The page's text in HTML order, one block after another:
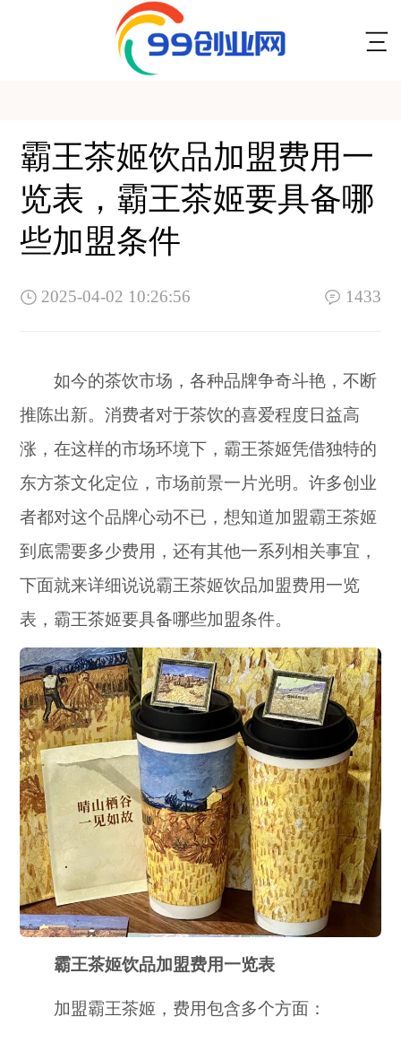
霸王茶姬饮品加盟费用一
览表，霸王茶姬要具备哪
些加盟条件
2025-04-02 10:26:56 1433
如今的茶饮市场，各种品牌争奇斗艳，不断
推陈出新。消费者对于茶饮的喜爱程度日益高
涨，在这样的市场环境下，霸王茶姬凭借独特的
东方茶文化定位，市场前景一片光明。许多创业
者都对这个品牌心动不已，想知道加盟霸王茶姬
到底需要多少费用，还有其他一系列相关事宜，
下面就来详细说说霸王茶姬饮品加盟费用一览
表，霸王茶姬要具备哪些加盟条件。
霸王茶姬饮品加盟费用一览表
加盟霸王茶姬，费用包含多个方面：